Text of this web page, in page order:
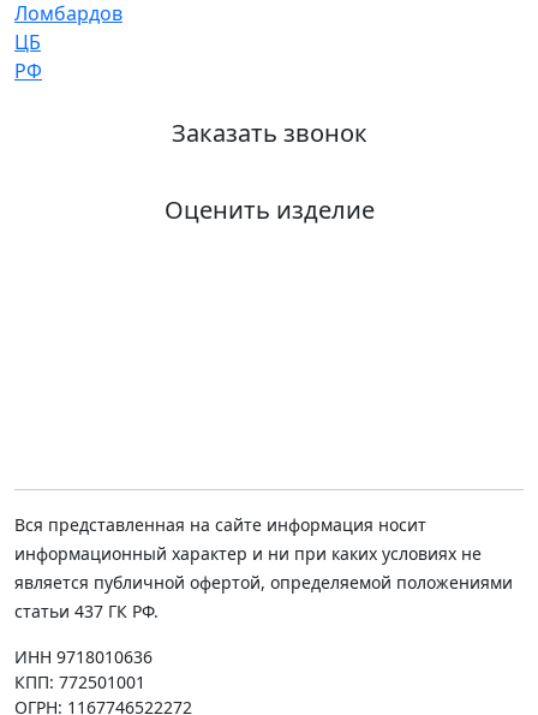
Заказать звонок
Оценить изделие
Вся представленная на сайте информация носит
информационный характер и ни при каких условиях не
является публичной офертой, определяемой положениями
статьи 437 ГК РФ.
ИНН 9718010636
КПП: 772501001
ОГРН: 1167746522272